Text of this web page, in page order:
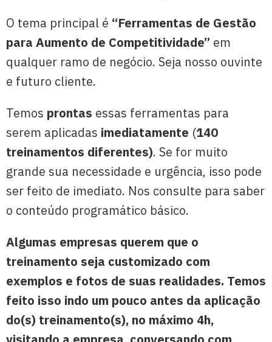
O tema principal é “Ferramentas de Gestão
para Aumento de Competitividade” em
qualquer ramo de negócio. Seja nosso ouvinte
e futuro cliente.
Temos prontas essas ferramentas para
serem aplicadas imediatamente (140
treinamentos diferentes). Se for muito
grande sua necessidade e urgência, isso pode
ser feito de imediato. Nos consulte para saber
o conteúdo programático básico.
Algumas empresas querem que o
treinamento seja customizado com
exemplos e fotos de suas realidades. Temos
feito isso indo um pouco antes da aplicação
do(s) treinamento(s), no máximo 4h,